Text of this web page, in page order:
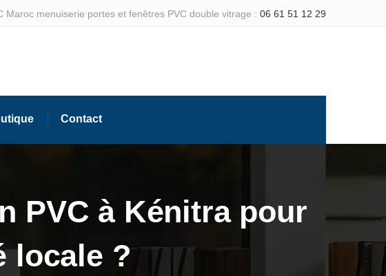
Maroc menuiserie portes et fenêtres PVC double vitrage : 06 61 51 12 29
Contact
PVC à Kénitra pour
locale ?